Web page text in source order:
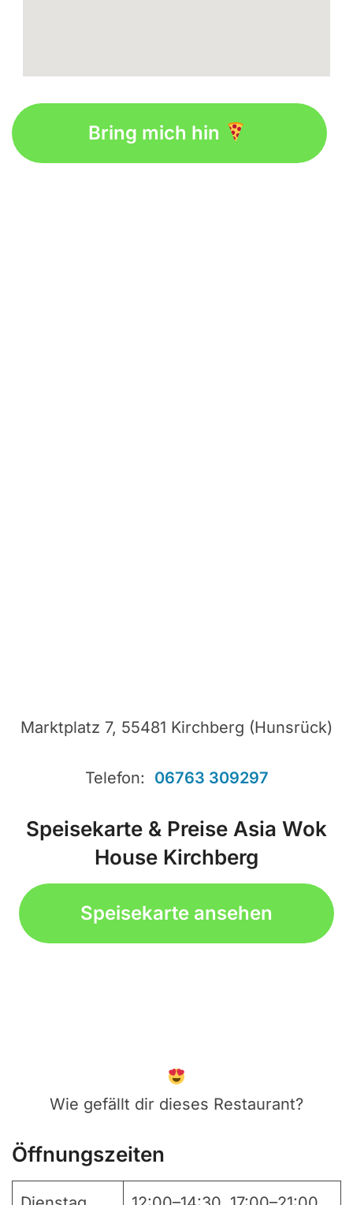
Bring mich hin
Marktplatz 7, 55481 Kirchberg (Hunsrück)
Telefon: 06763 309297
Speisekarte & Preise Asia Wok
House Kirchberg
Speisekarte ansehen
Wie gefällt dir dieses Restaurant?
Öffnungszeiten